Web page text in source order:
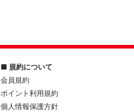
■ 規約について
会員規約
ポイント利用規約
個人情報保護方針